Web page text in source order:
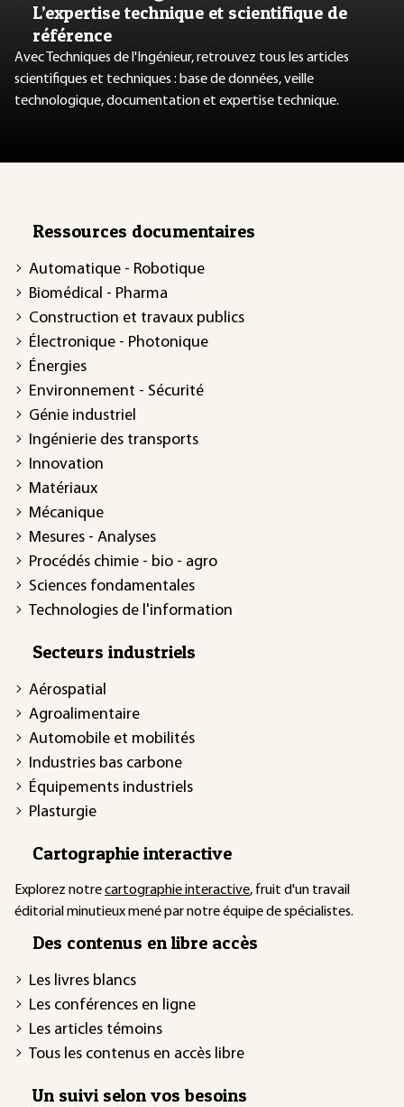
L’expertise technique et scientifique de
référence
Avec Techniques de l'Ingénieur, retrouvez tous les articles
scientifiques et techniques : base de données, veille
technologique, documentation et expertise technique.
Ressources documentaires
Automatique - Robotique
Biomédical - Pharma
Construction et travaux publics
Électronique - Photonique
Énergies
Environnement - Sécurité
Génie industriel
Ingénierie des transports
Innovation
Matériaux
Mécanique
Mesures - Analyses
Procédés chimie - bio - agro
Sciences fondamentales
Technologies de l'information
Secteurs industriels
Aérospatial
Agroalimentaire
Automobile et mobilités
Industries bas carbone
Équipements industriels
Plasturgie
Cartographie interactive
Explorez notrecartographie interactive, fruit d'un travail
éditorial minutieux mené par notre équipe de spécialistes.
Des contenus en libre accès
Les livres blancs
Les conférences en ligne
Les articles témoins
Tous les contenus en accès libre
Un suivi selon vos besoins